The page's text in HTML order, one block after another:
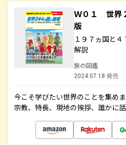
Ｗ０１ 世界
版
１９７ヵ国と
解説
旅の図鑑
2024.07.18 発売
今こそ学びたい世界のことを集め
宗教、特長、現地の挨拶、誰かに